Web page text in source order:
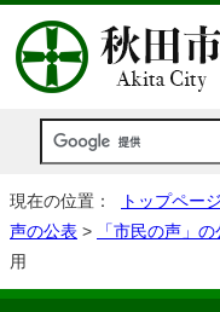
現在の位置： トップページ
声の公表 > 「市民の声」
用